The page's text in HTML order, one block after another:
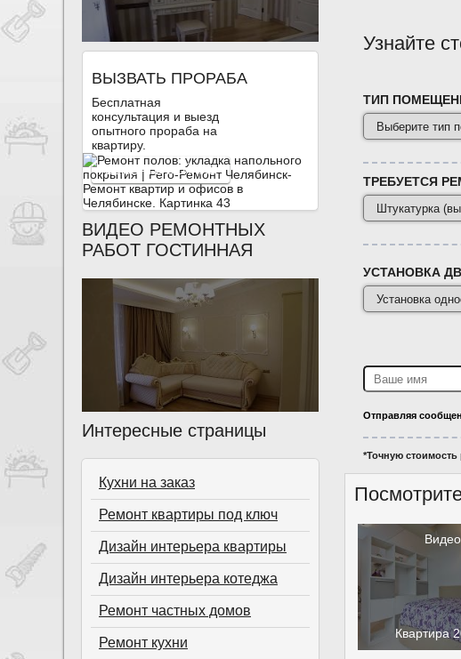
Узнайте
ТИП
ТРЕБУЕТСЯ
УСТАНОВКА
Отправляя
*Точную стоимость
Видео
Квартира
ВЫЗВАТЬ ПРОРАБА
Бесплатная
консультация и выезд
опытного прораба на
квартиру.
ВЫЗВАТЬ СЕЙЧАС
ВИДЕО РЕМОНТНЫХ
РАБОТ ГОСТИННАЯ
Интересные страницы
Кухни на заказ
Ремонт квартиры под ключ
Дизайн интерьера квартиры
Дизайн интерьера котеджа
Ремонт частных домов
Ремонт кухни